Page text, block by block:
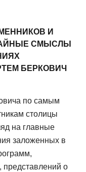
И
СМЫСЛЫ
БЕРКОВИЧ
по самым
столицы
на главные
заложенных в
представлений о